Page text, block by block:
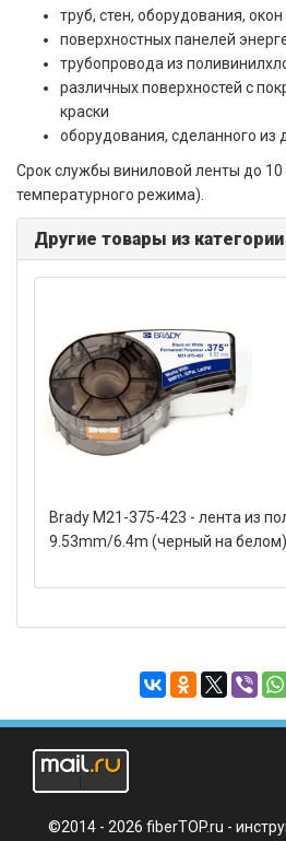
труб, стен, оборудования, окон
поверхностных панелей
трубопровода из
различных поверхностей с
краски
оборудования, сделанного из
Срок службы виниловой ленты до
температурного режима).
Другие товары из категории
Brady M21-375-423 - лента из
9.53mm/6.4m (черный на белом)
©2014 - 2026 fiberTOP.ru -